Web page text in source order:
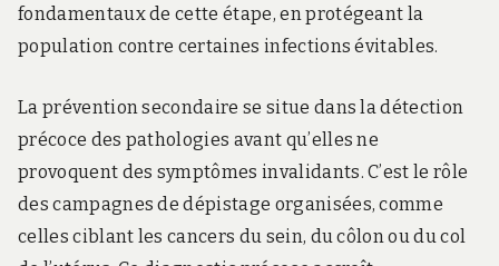
fondamentaux de cette étape, en protégeant la
population contre certaines infections évitables.
La prévention secondaire se situe dans la détection
précoce des pathologies avant qu’elles ne
provoquent des symptômes invalidants. C’est le rôle
des campagnes de dépistage organisées, comme
celles ciblant les cancers du sein, du côlon ou du col